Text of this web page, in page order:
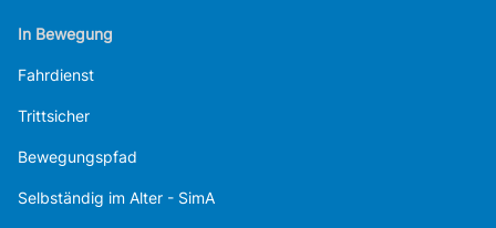
In Bewegung
Fahrdienst
Trittsicher
Bewegungspfad
Selbständig im Alter - SimA